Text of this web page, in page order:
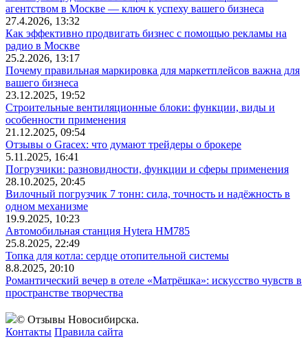
агентством в Москве — ключ к успеху вашего бизнеса
27.4.2026, 13:32
Как эффективно продвигать бизнес с помощью рекламы на
радио в Москве
25.2.2026, 13:17
Почему правильная маркировка для маркетплейсов важна для
вашего бизнеса
23.12.2025, 19:52
Строительные вентиляционные блоки: функции, виды и
особенности применения
21.12.2025, 09:54
Отзывы о Gracex: что думают трейдеры о брокере
5.11.2025, 16:41
Погрузчики: разновидности, функции и сферы применения
28.10.2025, 20:45
Вилочный погрузчик 7 тонн: сила, точность и надёжность в
одном механизме
19.9.2025, 10:23
Автомобильная станция Hytera HM785
25.8.2025, 22:49
Топка для котла: сердце отопительной системы
8.8.2025, 20:10
Романтический вечер в отеле «Матрёшка»: искусство чувств в
пространстве творчества
© Отзывы Новосибирска.
Контакты Правила сайта